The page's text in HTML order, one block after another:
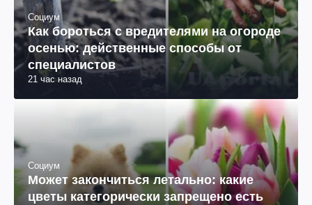
Социум
Как бороться с вредителями на огороде
осенью: действенные способы от
специалистов
21 час назад
Социум
Может закончиться летально: какие
цветы категорически запрещено есть